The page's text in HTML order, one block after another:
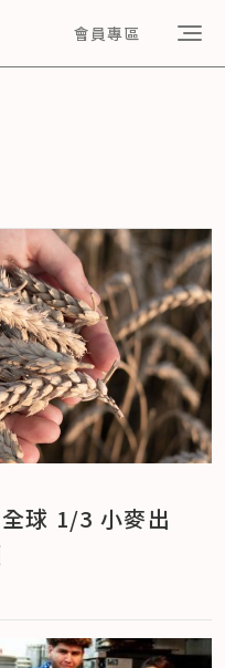
會員專區
球 1/3 小麥出